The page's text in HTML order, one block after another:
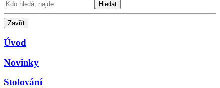
Hledat
Zavřít
Úvod
Novinky
Stolování